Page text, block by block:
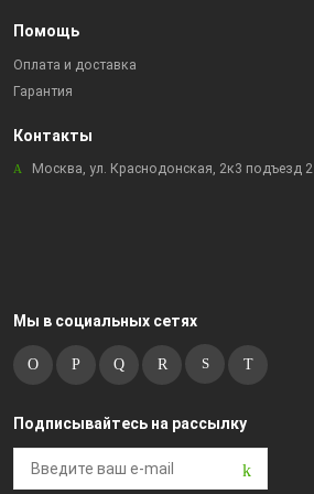
Помощь
Оплата и доставка
Гарантия
Контакты
Москва, ул. Краснодонская, 2к3 подъезд 2
Мы в социальных сетях
Подписывайтесь на рассылку